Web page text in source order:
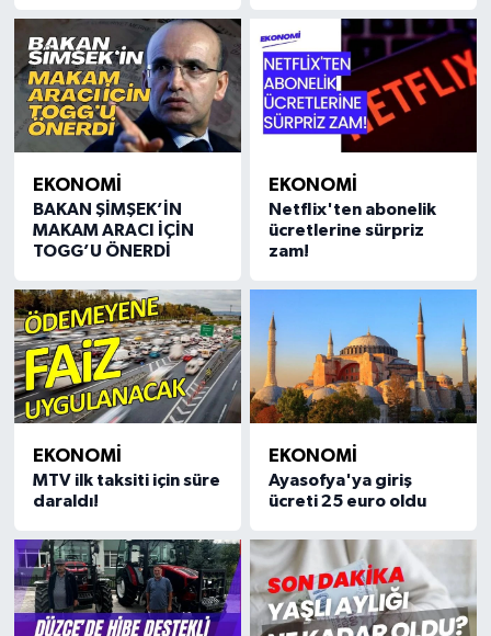
EKONOMİ
BAKAN ŞİMŞEK’İN
MAKAM ARACI İÇİN
TOGG’U ÖNERDİ
EKONOMİ
Netflix'ten abonelik
ücretlerine sürpriz
zam!
EKONOMİ
MTV ilk taksiti için süre
daraldı!
EKONOMİ
Ayasofya'ya giriş
ücreti 25 euro oldu